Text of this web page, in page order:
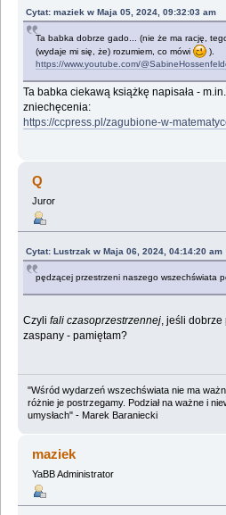
Cytat: maziek w Maja 05, 2024, 09:32:03 am
Ta babka dobrze gado... (nie że ma rację,
(wydaje mi się, że) rozumiem, co mówi
).
https://www.youtube.com/
Ta babka ciekawą książkę napisała -
zniechęcenia:
https://ccpress.pl/zagubione-w-
Q
Juror
Cytat: Lustrzak w Maja 06, 2024, 04:14:20 am
pędzącej przestrzeni naszego wszechświata
Czylifali czasoprzestrzennej, jeśli dobrze
zaspany - pamiętam?
"Wśród wydarzeń wszechświata nie ma
różnie je postrzegamy. Podział na ważne i
umysłach" - Marek Baraniecki
maziek
YaBB Administrator